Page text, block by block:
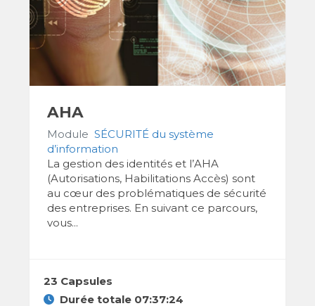
AHA
Module SÉCURITÉ du système
d’information
La gestion des identités et l’AHA
(Autorisations, Habilitations Accès) sont
au cœur des problématiques de sécurité
des entreprises. En suivant ce parcours,
vous...
23 Capsules
Durée totale 07:37:24